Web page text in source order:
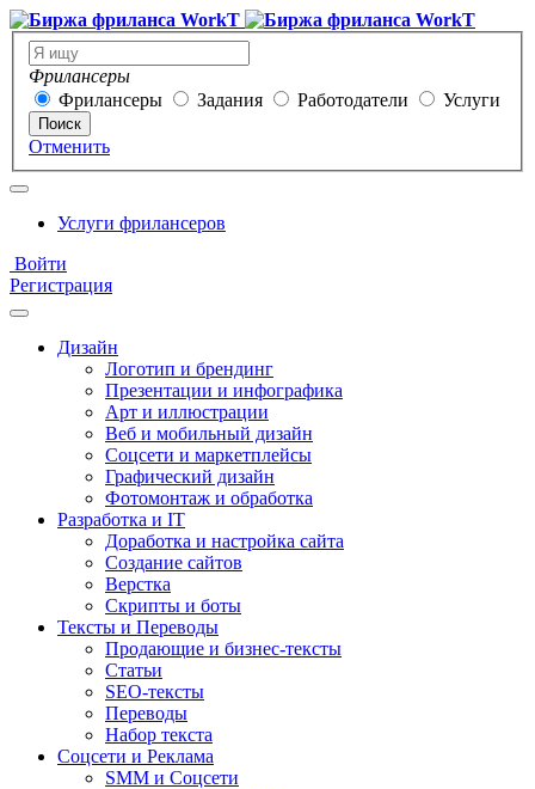
Фрилансеры
Фрилансеры
Задания Работодатели Услуги
Поиск
Отменить
Услуги фрилансеров
Войти
Регистрация
Дизайн
Логотип и брендинг
Презентации и инфографика
Арт и иллюстрации
Веб и мобильный дизайн
Соцсети и маркетплейсы
Графический дизайн
Фотомонтаж и обработка
Разработка и IT
Доработка и настройка сайта
Создание сайтов
Верстка
Скрипты и боты
Тексты и Переводы
Продающие и бизнес-тексты
Статьи
SEO-тексты
Переводы
Набор текста
Соцсети и Реклама
SMM и Соцсети